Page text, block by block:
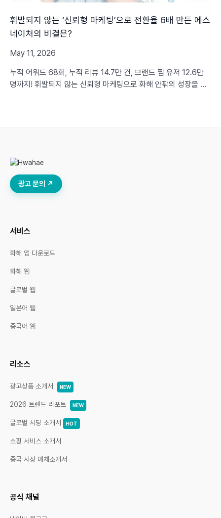
휘발되지 않는 ‘신뢰형 마케팅’으로 전환율 6배 만든 에스
네이처의 비결은?
May 11, 2026
누적 어워드 68회, 누적 리뷰 14.7만 건, 브랜드 찜 유저 12.6만
명까지! 휘발되지 않는 신뢰형 마케팅으로 화해 안팎의 성장을 이
광고 문의 ↗
서비스
화해 앱 다운로드
화해 웹
글로벌 웹
일본어 웹
중국어 웹
리소스
광고상품 소개서 NEW
2026 트렌드 리포트 NEW
글로벌 시딩 소개서 HOT
쇼핑 서비스 소개서
중국 시장 매체소개서
공식 채널